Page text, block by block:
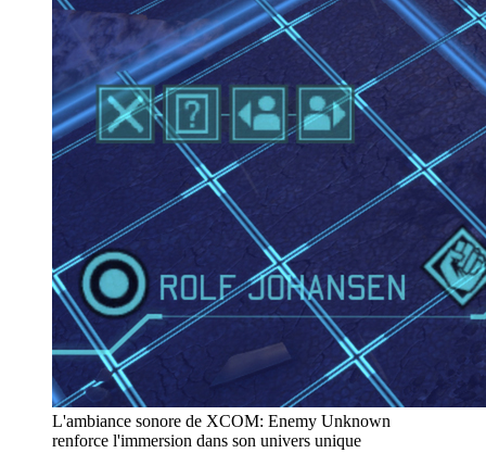
L'ambiance sonore de XCOM: Enemy Unknown
renforce l'immersion dans son univers unique